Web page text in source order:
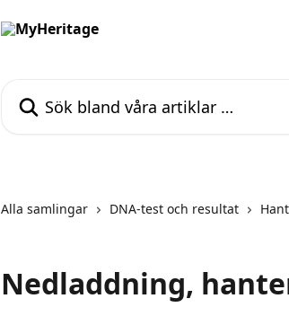
Alla samlingar DNA-test och resultat
Nedladdning,